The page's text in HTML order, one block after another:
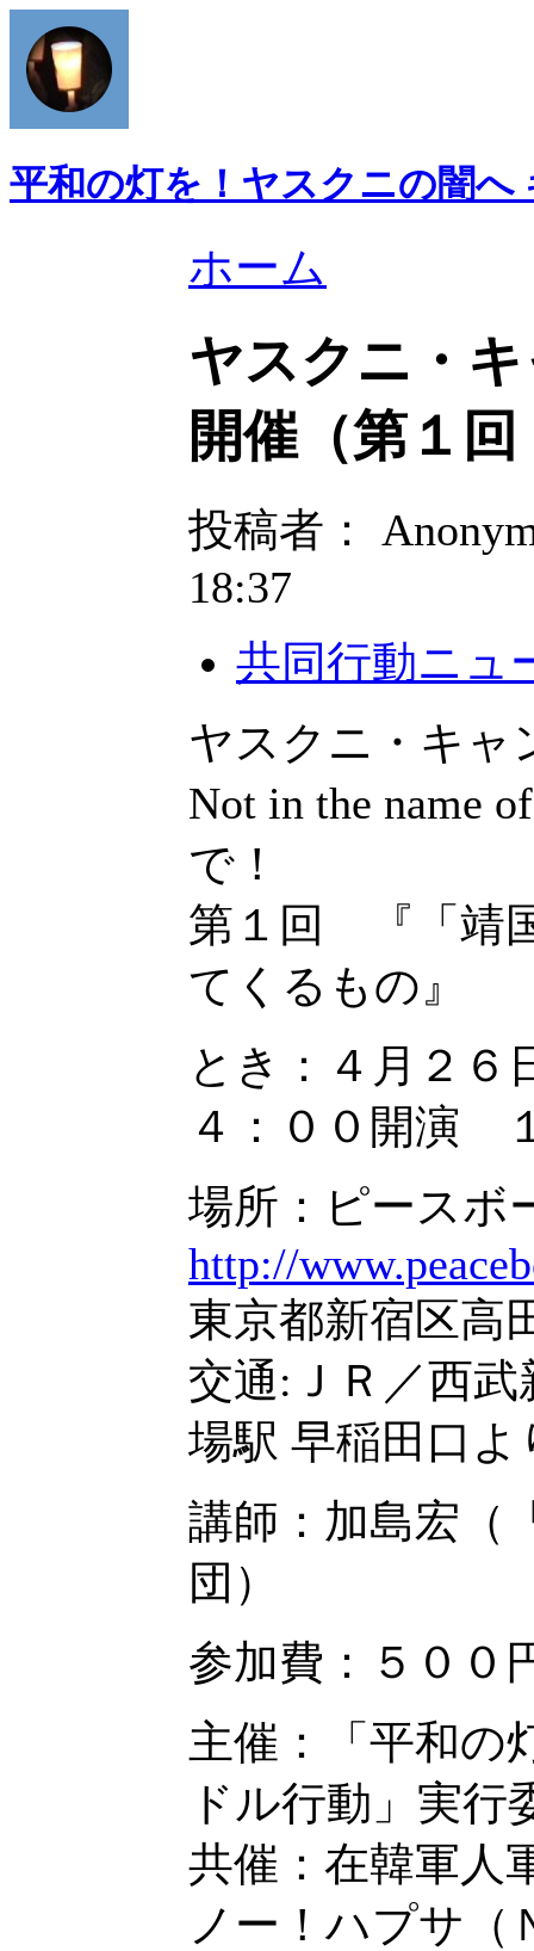
平和の灯を！ヤスクニの闇へ
ホーム
ヤスクニ・
開催（第１
投稿者：
18:37
共同行動ニュ
ヤスクニ・キャ
Not in the name
で！
第１回 『「靖
てくるもの』
とき：４月２
４：００開演
場所：ピースボ
http://
東京都新宿区
交通:ＪＲ／西
場駅 早稲田口よ
講師：加島宏（
団）
参加費：５００
主催：「平和
ドル行動」実行
共催：在韓軍
ノー！ハプサ（